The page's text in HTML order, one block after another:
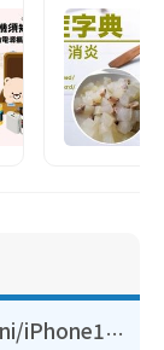
豐澤優惠勁減低至44折！Mac mini/iPhone17Pro大減價！廚房家電$220起